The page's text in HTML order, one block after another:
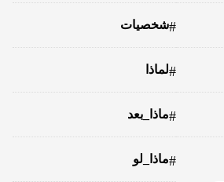
#شخصيات
#لماذا
#ماذا_بعد
#ماذا_لو